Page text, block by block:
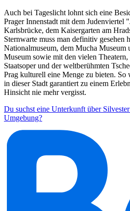
Auch bei Tageslicht lohnt sich eine
Prager Innenstadt mit dem Judenviertel
Karlsbrücke, dem Kaisergarten am
Sternwarte muss man definitiv gesehen
Nationalmuseum, dem Mucha Museum
Museum sowie mit den vielen Theatern,
Staatsoper und der weltberühmten
Prag kulturell eine Menge zu bieten. So
in dieser Stadt garantiert zu einem
Hinsicht nie mehr vergisst.
Du suchst eine Unterkunft über
Umgebung?